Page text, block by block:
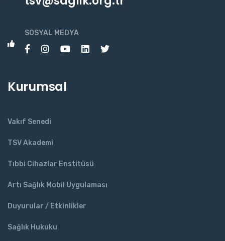
SOSYAL MEDYA
Kurumsal
Vakıf Senedi
TSV Akademi
Tıbbi Cihazlar Enstitüsü
Artı Sağlık Mobil Uygulaması
Duyurular / Etkinlikler
Sağlık Hukuku